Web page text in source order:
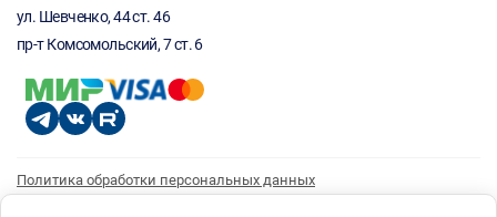
ул. Шевченко, 44 ст. 46
пр-т Комсомольский, 7 ст. 6
Политика обработки персональных данных